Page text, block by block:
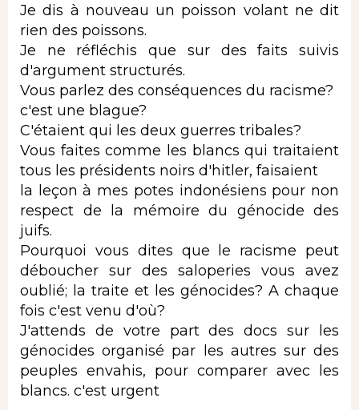
Je dis à nouveau un poisson volant ne dit
rien des poissons.
Je ne réfléchis que sur des faits suivis
d'argument structurés.
Vous parlez des conséquences du racisme?
c'est une blague?
C'étaient qui les deux guerres tribales?
Vous faites comme les blancs qui traitaient
tous les présidents noirs d'hitler, faisaient
la leçon à mes potes indonésiens pour non
respect de la mémoire du génocide des
juifs.
Pourquoi vous dites que le racisme peut
déboucher sur des saloperies vous avez
oublié; la traite et les génocides? A chaque
fois c'est venu d'où?
J'attends de votre part des docs sur les
génocides organisé par les autres sur des
peuples envahis, pour comparer avec les
blancs. c'est urgent